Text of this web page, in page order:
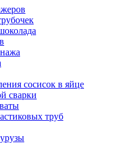
сосисок в яйце
сварки
труб